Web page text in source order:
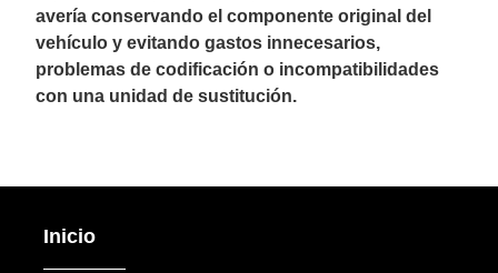
avería conservando el componente original del
vehículo y evitando gastos innecesarios,
problemas de codificación o incompatibilidades
con una unidad de sustitución.
Inicio